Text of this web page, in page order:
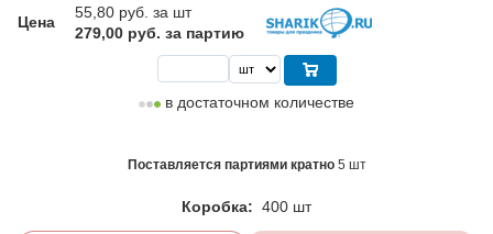
Цена
55,80 руб. за шт
279,00 руб. за партию
в достаточном количестве
Поставляется партиями кратно 5 шт
Коробка: 400 шт